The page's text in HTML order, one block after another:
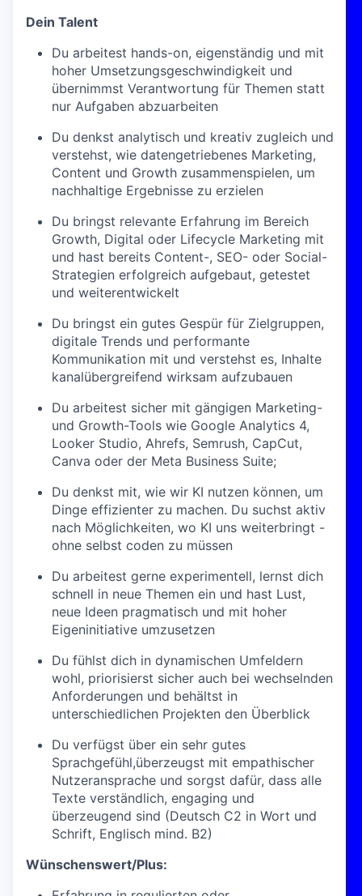
Dein Talent
Du arbeitest hands-on, eigenständig und mit
hoher Umsetzungsgeschwindigkeit und
übernimmst Verantwortung für Themen statt
nur Aufgaben abzuarbeiten
Du denkst analytisch und kreativ zugleich und
verstehst, wie datengetriebenes Marketing,
Content und Growth zusammenspielen, um
nachhaltige Ergebnisse zu erzielen
Du bringst relevante Erfahrung im Bereich
Growth, Digital oder Lifecycle Marketing mit
und hast bereits Content-, SEO- oder Social-
Strategien erfolgreich aufgebaut, getestet
und weiterentwickelt
Du bringst ein gutes Gespür für Zielgruppen,
digitale Trends und performante
Kommunikation mit und verstehst es, Inhalte
kanalübergreifend wirksam aufzubauen
Du arbeitest sicher mit gängigen Marketing-
und Growth-Tools wie Google Analytics 4,
Looker Studio, Ahrefs, Semrush, CapCut,
Canva oder der Meta Business Suite;
Du denkst mit, wie wir KI nutzen können, um
Dinge effizienter zu machen. Du suchst aktiv
nach Möglichkeiten, wo KI uns weiterbringt -
ohne selbst coden zu müssen
Du arbeitest gerne experimentell, lernst dich
schnell in neue Themen ein und hast Lust,
neue Ideen pragmatisch und mit hoher
Eigeninitiative umzusetzen
Du fühlst dich in dynamischen Umfeldern
wohl, priorisierst sicher auch bei wechselnden
Anforderungen und behältst in
unterschiedlichen Projekten den Überblick
Du verfügst über ein sehr gutes
Sprachgefühl,überzeugst mit empathischer
Nutzeransprache und sorgst dafür, dass alle
Texte verständlich, engaging und
überzeugend sind (Deutsch C2 in Wort und
Schrift, Englisch mind. B2)
Wünschenswert/Plus: